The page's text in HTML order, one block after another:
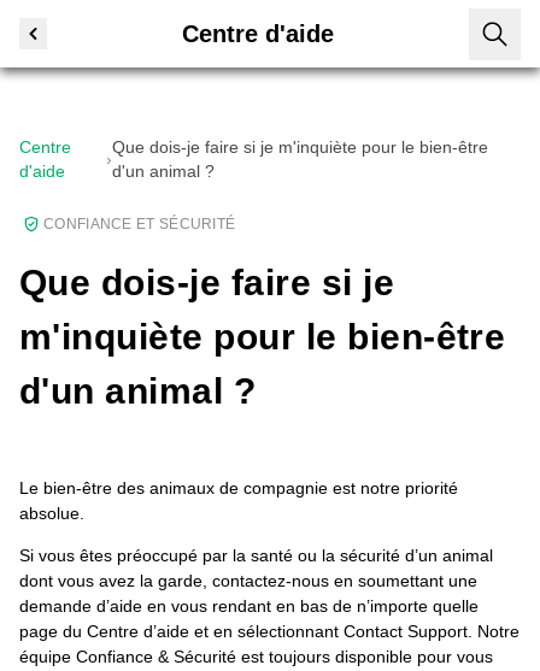
Centre d'aide
Centre
d'aide
›
Que dois-je faire si je m'inquiète pour le bien-être
d'un animal ?
CONFIANCE ET SÉCURITÉ
Que dois-je faire si je
m'inquiète pour le bien-être
d'un animal ?
Le bien-être des animaux de compagnie est notre priorité
absolue.
Si vous êtes préoccupé par la santé ou la sécurité d’un animal
dont vous avez la garde, contactez-nous en soumettant une
demande d’aide en vous rendant en bas de n’importe quelle
page du Centre d’aide et en sélectionnant Contact Support. Notre
équipe Confiance & Sécurité est toujours disponible pour vous